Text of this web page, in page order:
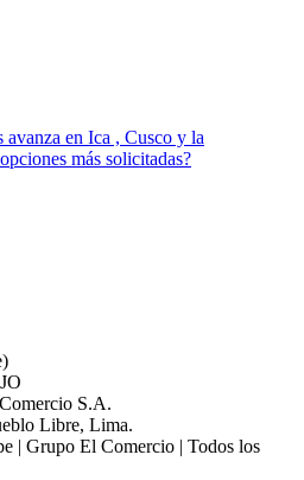
S.A.
Libre, Lima.
| Grupo El Comercio | Todos los